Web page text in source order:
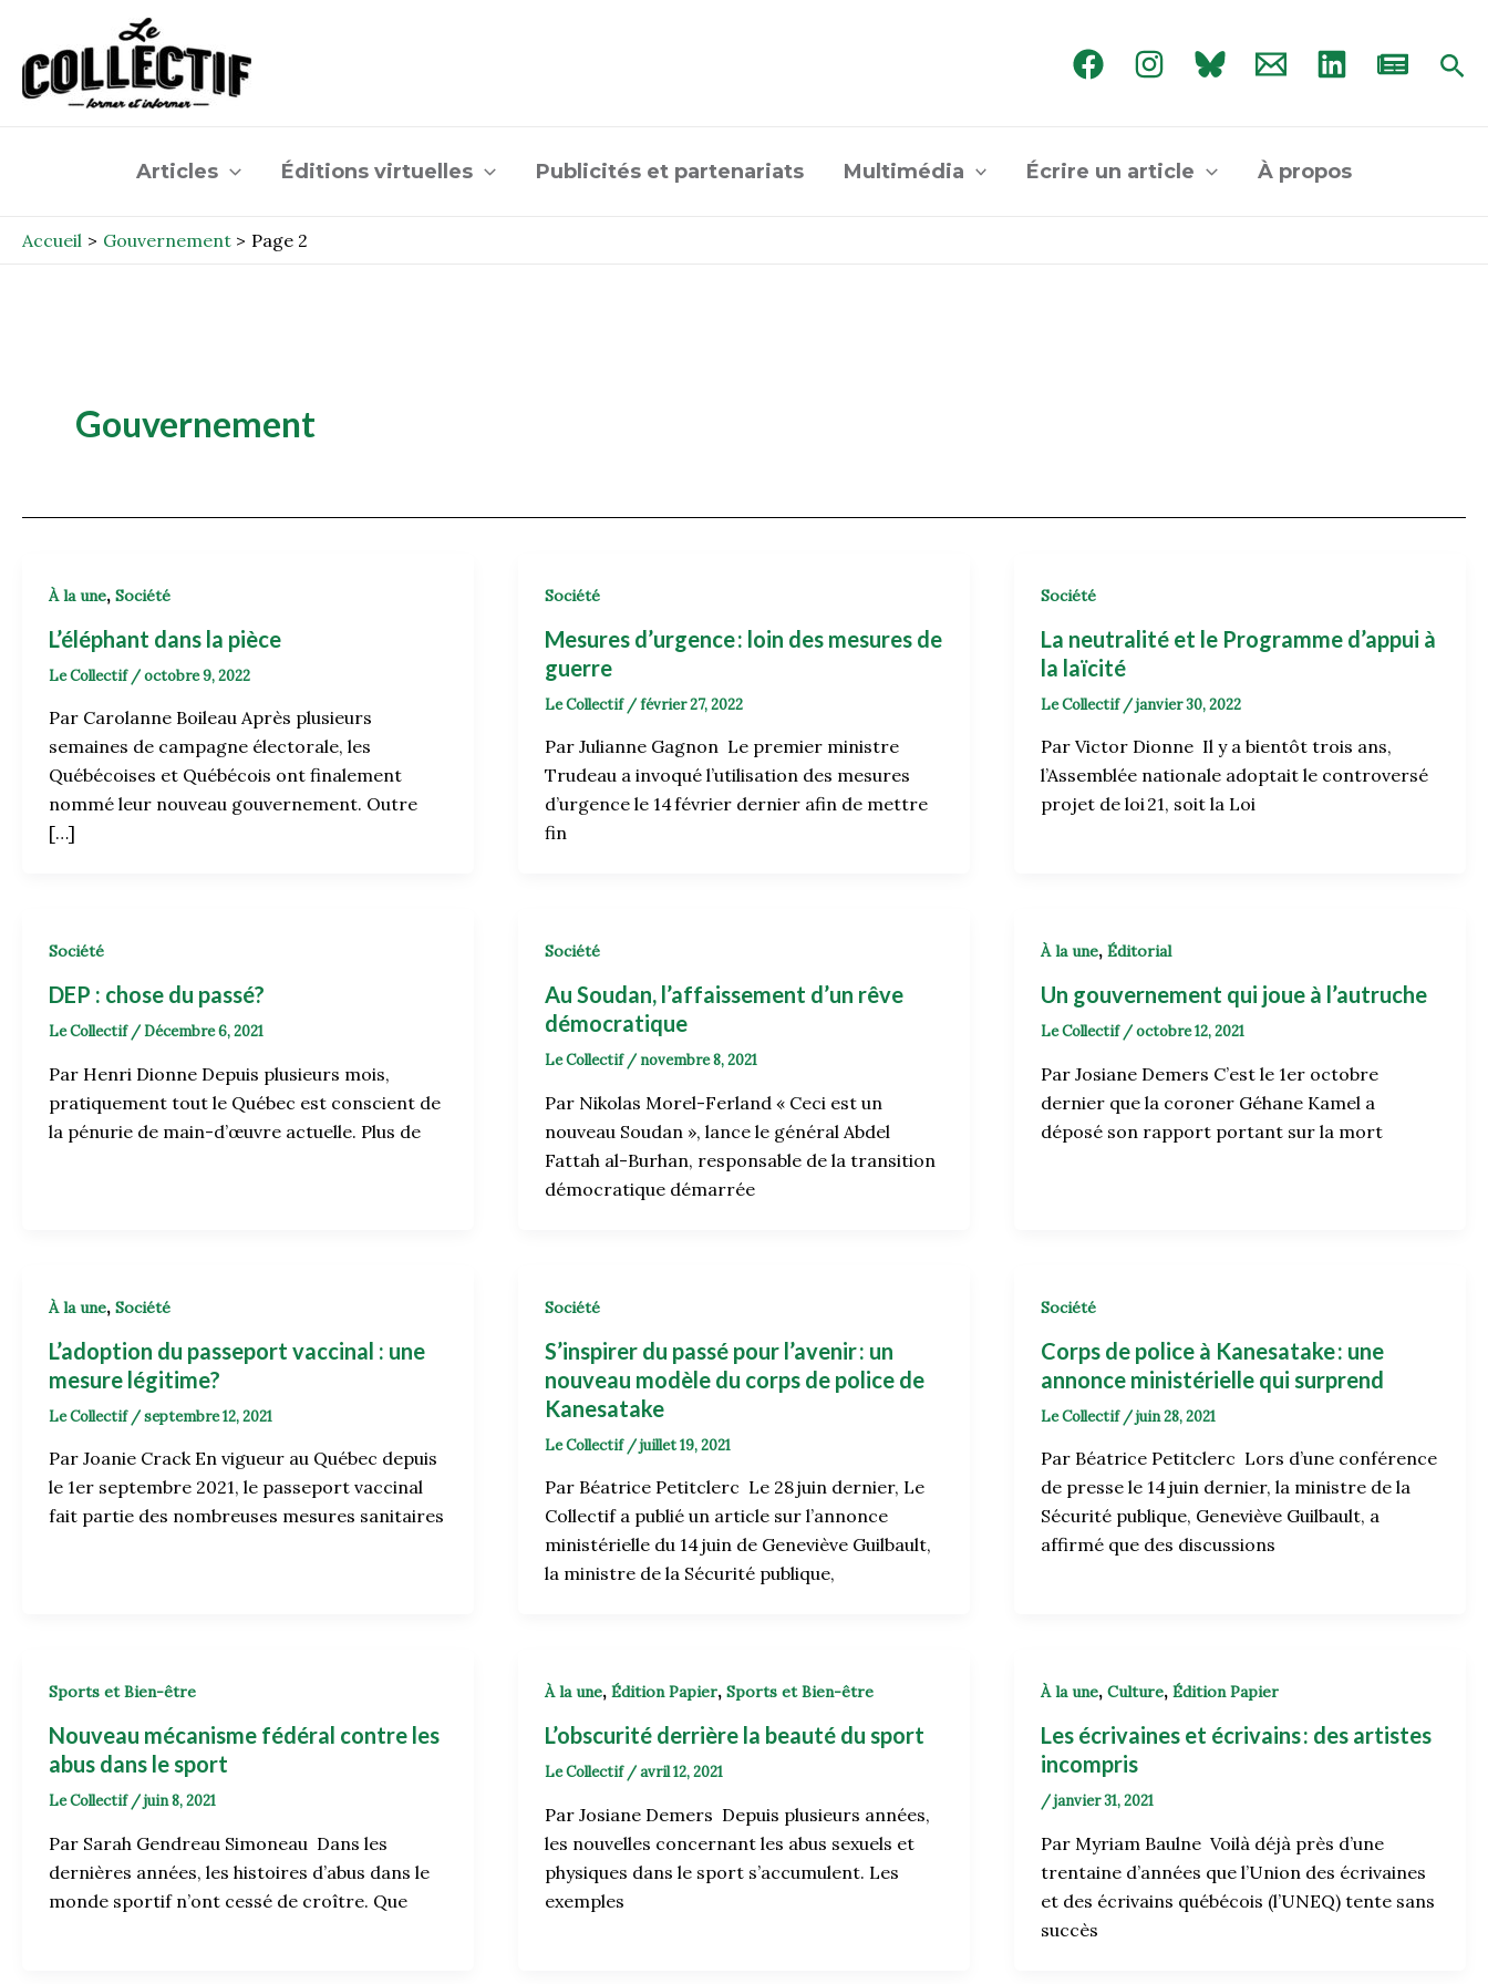
contenu
Articles Éditions virtuelles Publicités et partenariats Multimédia Écrire un article À propos
Accueil Gouvernement Page 2
Gouvernement
À la une, Société
L’éléphant dans la pièce
Le Collectif /octobre 9, 2022
Par Carolanne Boileau Après plusieurs
semaines de campagne électorale, les
Québécoises et Québécois ont finalement
nommé leur nouveau gouvernement. Outre
[…]
Société
Mesures d’urgence : loin des mesures de
guerre
Le Collectif /février 27, 2022
Par Julianne Gagnon Le premier ministre
Trudeau a invoqué l’utilisation des mesures
d’urgence le 14 février dernier afin de mettre
fin
Société
La neutralité et le Programme d’appui à
la laïcité
Le Collectif /janvier 30, 2022
Par Victor Dionne Il y a bientôt trois ans,
l’Assemblée nationale adoptait le controversé
projet de loi 21, soit la Loi
Société
DEP : chose du passé?
Le Collectif /Décembre 6, 2021
Par Henri Dionne Depuis plusieurs mois,
pratiquement tout le Québec est conscient de
la pénurie de main-d’œuvre actuelle. Plus de
Société
Au Soudan, l’affaissement d’un rêve
démocratique
Le Collectif / novembre 8, 2021
Par Nikolas Morel-Ferland « Ceci est un
nouveau Soudan », lance le général Abdel
Fattah al-Burhan, responsable de la transition
démocratique démarrée
À la une, Éditorial
Un gouvernement qui joue à l’autruche
Le Collectif /octobre 12, 2021
Par Josiane Demers C’est le 1er octobre
dernier que la coroner Géhane Kamel a
déposé son rapport portant sur la mort
À la une, Société
L’adoption du passeport vaccinal : une
mesure légitime?
Le Collectif /septembre 12, 2021
Par Joanie Crack En vigueur au Québec depuis
le 1er septembre 2021, le passeport vaccinal
fait partie des nombreuses mesures sanitaires
Société
S’inspirer du passé pour l’avenir : un
nouveau modèle du corps de police de
Kanesatake
Le Collectif /juillet 19, 2021
Par Béatrice Petitclerc Le 28 juin dernier, Le
Collectif a publié un article sur l’annonce
ministérielle du 14 juin de Geneviève Guilbault,
la ministre de la Sécurité publique,
Société
Corps de police à Kanesatake : une
annonce ministérielle qui surprend
Le Collectif /juin 28, 2021
Par Béatrice Petitclerc Lors d’une conférence
de presse le 14 juin dernier, la ministre de la
Sécurité publique, Geneviève Guilbault, a
affirmé que des discussions
Sports et Bien-être
Nouveau mécanisme fédéral contre les
abus dans le sport
Le Collectif /juin 8, 2021
Par Sarah Gendreau Simoneau Dans les
dernières années, les histoires d’abus dans le
monde sportif n’ont cessé de croître. Que
À la une, Édition Papier, Sports et Bien-être
L’obscurité derrière la beauté du sport
Le Collectif /avril 12, 2021
Par Josiane Demers Depuis plusieurs années,
les nouvelles concernant les abus sexuels et
physiques dans le sport s’accumulent. Les
exemples
À la une, Culture, Édition Papier
Les écrivaines et écrivains : des artistes
incompris
/janvier 31, 2021
Par Myriam Baulne Voilà déjà près d’une
trentaine d’années que l’Union des écrivaines
et des écrivains québécois (l’UNEQ) tente sans
succès
pagination